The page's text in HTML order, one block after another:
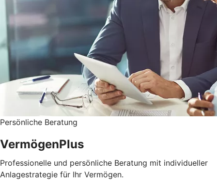
Persönliche Beratung
VermögenPlus
Professionelle und persönliche Beratung mit individueller
Anlagestrategie für Ihr Vermögen.